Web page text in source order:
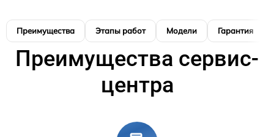
Преимущества Этапы работ Модели Гарантия
Преимущества сервис-
центра